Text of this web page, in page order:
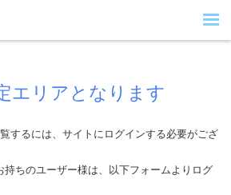
エリアとなります
するには、サイトにログインする必要がござ
ちのユーザー様は、以下フォームよりログ